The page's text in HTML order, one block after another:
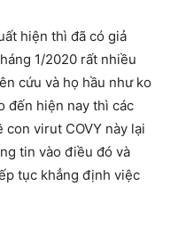
hiện thì đã có giả
1/2020 rất nhiều
cứu và họ hầu như ko
đến hiện nay thì các
virut COVY này lại
tin vào điều đó và
tục khẳng định việc